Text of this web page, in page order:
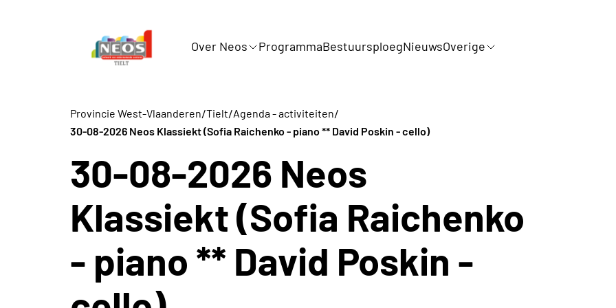
Over Neos ProgrammaBestuursploegNieuwsOverige
Provincie West-Vlaanderen/Tielt/Agenda - activiteiten/
30-08-2026 Neos Klassiekt (Sofia Raichenko - piano ** David Poskin - cello)
30-08-2026 Neos
Klassiekt (Sofia Raichenko
- piano ** David Poskin -